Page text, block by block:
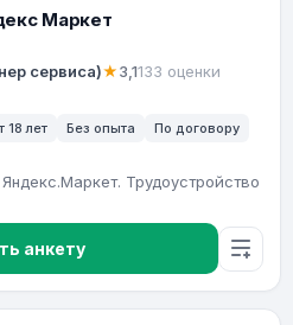
Маркет
сервиса)★3,1133 оценки
18 лет Без опыта
По договору
Трудоустройство
анкету